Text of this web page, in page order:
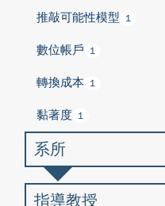
推敲可能性模型 1
數位帳戶 1
轉換成本 1
黏著度 1
系所
指導教授